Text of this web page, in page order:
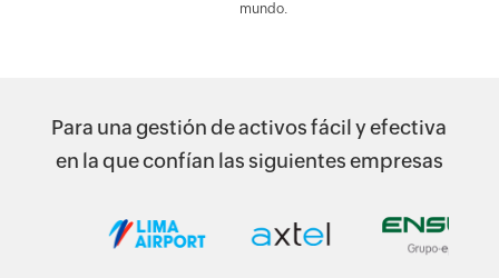
mundo.
Para una gestión de activos fácil y efectiva
en la que confían las siguientes empresas